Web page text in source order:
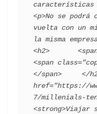
características
<p>No se podrá
vuelta con un
la misma
<h2>
<span
</span>     </
href="https://
7/millenials-
<strong>Viajar